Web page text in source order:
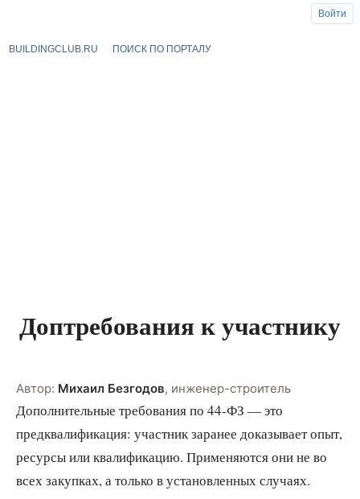
BUILDINGCLUB.RU ПОИСК ПО ПОРТАЛУ
Доптребования к участнику
Автор: Михаил Безгодов, инженер-строитель
Дополнительные требования по 44-ФЗ — это
предквалификация: участник заранее доказывает опыт,
ресурсы или квалификацию. Применяются они не во
всех закупках, а только в установленных случаях.
Войти